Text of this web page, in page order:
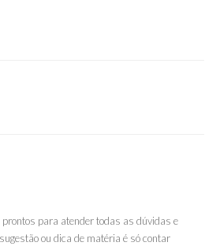
para atender todas as dúvidas e
ou dica de matéria é só contar